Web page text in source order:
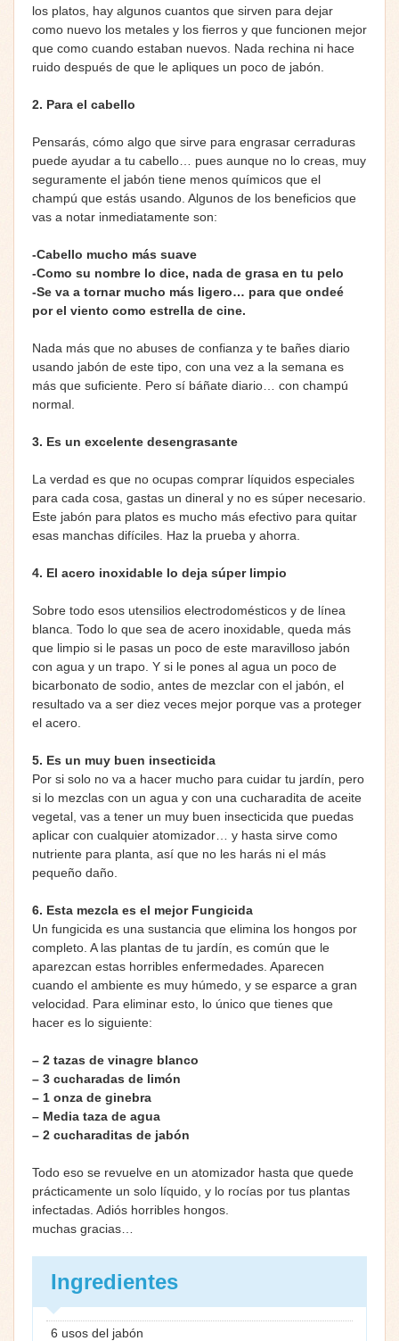
los platos, hay algunos cuantos que sirven para dejar
como nuevo los metales y los fierros y que funcionen mejor
que como cuando estaban nuevos. Nada rechina ni hace
ruido después de que le apliques un poco de jabón.
2. Para el cabello
Pensarás, cómo algo que sirve para engrasar cerraduras
puede ayudar a tu cabello… pues aunque no lo creas, muy
seguramente el jabón tiene menos químicos que el
champú que estás usando. Algunos de los beneficios que
vas a notar inmediatamente son:
-Cabello mucho más suave
-Como su nombre lo dice, nada de grasa en tu pelo
-Se va a tornar mucho más ligero… para que ondeé
por el viento como estrella de cine.
Nada más que no abuses de confianza y te bañes diario
usando jabón de este tipo, con una vez a la semana es
más que suficiente. Pero sí báñate diario… con champú
normal.
3. Es un excelente desengrasante
La verdad es que no ocupas comprar líquidos especiales
para cada cosa, gastas un dineral y no es súper necesario.
Este jabón para platos es mucho más efectivo para quitar
esas manchas difíciles. Haz la prueba y ahorra.
4. El acero inoxidable lo deja súper limpio
Sobre todo esos utensilios electrodomésticos y de línea
blanca. Todo lo que sea de acero inoxidable, queda más
que limpio si le pasas un poco de este maravilloso jabón
con agua y un trapo. Y si le pones al agua un poco de
bicarbonato de sodio, antes de mezclar con el jabón, el
resultado va a ser diez veces mejor porque vas a proteger
el acero.
5. Es un muy buen insecticida
Por si solo no va a hacer mucho para cuidar tu jardín, pero
si lo mezclas con un agua y con una cucharadita de aceite
vegetal, vas a tener un muy buen insecticida que puedas
aplicar con cualquier atomizador… y hasta sirve como
nutriente para planta, así que no les harás ni el más
pequeño daño.
6. Esta mezcla es el mejor Fungicida
Un fungicida es una sustancia que elimina los hongos por
completo. A las plantas de tu jardín, es común que le
aparezcan estas horribles enfermedades. Aparecen
cuando el ambiente es muy húmedo, y se esparce a gran
velocidad. Para eliminar esto, lo único que tienes que
hacer es lo siguiente:
– 2 tazas de vinagre blanco
– 3 cucharadas de limón
– 1 onza de ginebra
– Media taza de agua
– 2 cucharaditas de jabón
Todo eso se revuelve en un atomizador hasta que quede
prácticamente un solo líquido, y lo rocías por tus plantas
infectadas. Adiós horribles hongos.
muchas gracias…
Ingredientes
6 usos del jabón